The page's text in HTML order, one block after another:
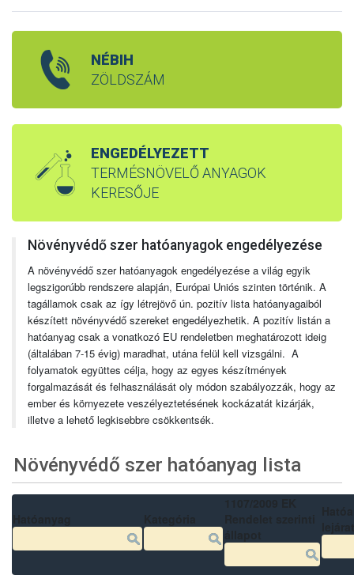
NÉBIH
ZÖLDSZÁM
ENGEDÉLYEZETT
TERMÉSNÖVELŐ ANYAGOK
KERESŐJE
Növényvédő szer hatóanyagok engedélyezése
A növényvédő szer hatóanyagok engedélyezése a világ egyik
legszigorúbb rendszere alapján, Európai Uniós szinten történik. A
tagállamok csak az így létrejövő ún. pozitív lista hatóanyagaiból
készített növényvédő szereket engedélyezhetik. A pozitív listán a
hatóanyag csak a vonatkozó EU rendeletben meghatározott ideig
(általában 7-15 évig) maradhat, utána felül kell vizsgálni. A
folyamatok együttes célja, hogy az egyes készítmények
forgalmazását és felhasználását oly módon szabályozzák, hogy az
ember és környezete veszélyeztetésének kockázatát kizárják,
illetve a lehető legkisebbre csökkentsék.
Növényvédő szer hatóanyag lista